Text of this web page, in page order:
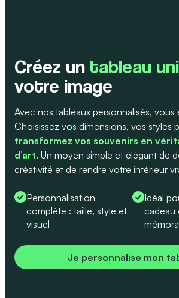
Créez un tableau
votre image
Avec nos tableaux personnalisés, vous
Choisissez vos dimensions, vos styles
transformez vos souvenirs en
d’art. Un moyen simple et élégant de
créativité et de rendre votre intérieur
Personnalisation
complète : taille, style et
visuel
Idéal
cadeau
Je personnalise mon